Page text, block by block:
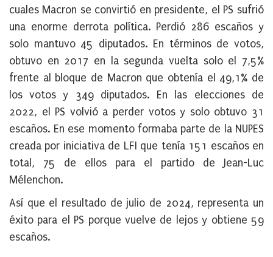
cuales Macron se convirtió en presidente, el PS sufrió
una enorme derrota política. Perdió 286 escaños y
solo mantuvo 45 diputados. En términos de votos,
obtuvo en 2017 en la segunda vuelta solo el 7,5%
frente al bloque de Macron que obtenía el 49,1% de
los votos y 349 diputados. En las elecciones de
2022, el PS volvió a perder votos y solo obtuvo 31
escaños. En ese momento formaba parte de la NUPES
creada por iniciativa de LFI que tenía 151 escaños en
total, 75 de ellos para el partido de Jean-Luc
Mélenchon.
Así que el resultado de julio de 2024, representa un
éxito para el PS porque vuelve de lejos y obtiene 59
escaños.